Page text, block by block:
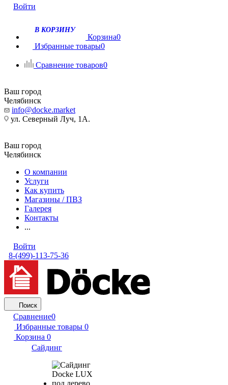
Войти
В КОРЗИНУ
Корзина0
Избранные товары0
Сравнение товаров0
Ваш город
Челябинск
info@docke.market
ул. Северный Луч, 1А.
Ваш город
Челябинск
О компании
Услуги
Как купить
Магазины / ПВЗ
Галерея
Контакты
...
Войти
8-(499)-113-75-36
Поиск
Сравнение0
Избранные товары 0
Корзина 0
Сайдинг